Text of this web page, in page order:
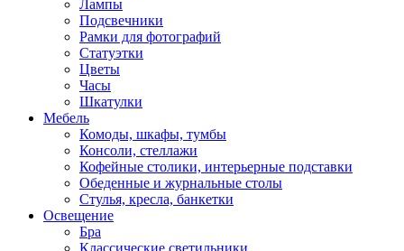
Лампы
Подсвечники
Рамки для фотографий
Статуэтки
Цветы
Часы
Шкатулки
Мебель
Комоды, шкафы, тумбы
Консоли, стеллажи
Кофейные столики, интерьерные подставки
Обеденные и журнальные столы
Стулья, кресла, банкетки
Освещение
Бра
Классические светильники